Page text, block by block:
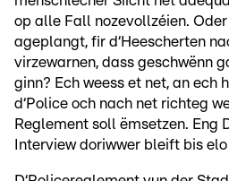
op alle Fall nozevollzéien.
ageplangt, fir d‘Heescherten
virzewarnen, dass geschwënn
ginn? Ech weess et net, an ech
d‘Police och nach net richteg
Reglement soll ëmsetzen. Eng
Interview doriwwer bleift bis